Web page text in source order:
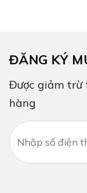
ĐĂNG KÝ
Được giảm trừ
hàng